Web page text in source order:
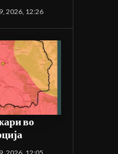
9, 2026, 12:26
во